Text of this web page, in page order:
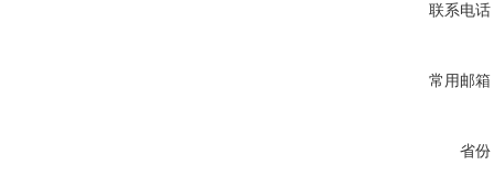
联系电话
常用邮箱
省份